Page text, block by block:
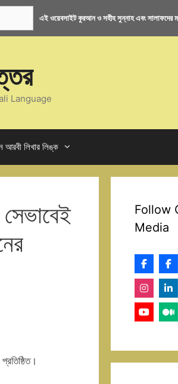
এই ওয়েবসাইট কুরআন ও সহীহ সুন্নাহ এবং সালাফদের
Language
আরবী লিখার লিঙ্ক
Follow
Media